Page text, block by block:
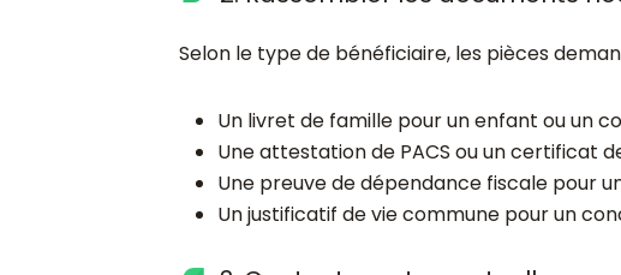
Selon le type de bénéficiaire, les pièces
Un livret de famille pour un enfant ou un
Une attestation de PACS ou un certificat
Une preuve de dépendance fiscale pour
Un justificatif de vie commune pour un